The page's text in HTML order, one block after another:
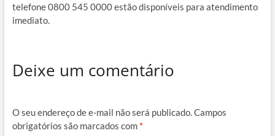
telefone 0800 545 0000 estão disponíveis para atendimento
imediato.
Deixe um comentário
O seu endereço de e-mail não será publicado.Campos
obrigatórios são marcados com *